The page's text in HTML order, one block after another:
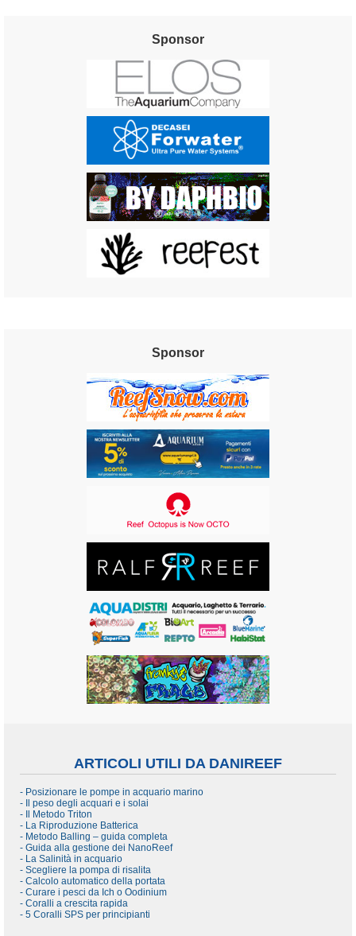
Sponsor
Sponsor
ARTICOLI UTILI DA DANIREEF
- Posizionare le pompe in acquario marino
- Il peso degli acquari e i solai
- Il Metodo Triton
- La Riproduzione Batterica
- Metodo Balling – guida completa
- Guida alla gestione dei NanoReef
- La Salinità in acquario
- Scegliere la pompa di risalita
- Calcolo automatico della portata
- Curare i pesci da Ich o Oodinium
- Coralli a crescita rapida
- 5 Coralli SPS per principianti